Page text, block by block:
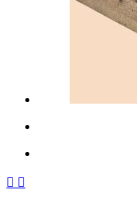
 Inapoi
